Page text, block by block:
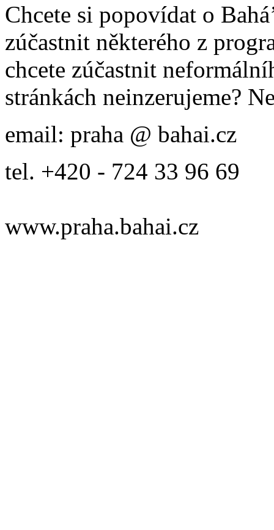
Chcete si popovídat o
zúčastnit některého z
chcete zúčastnit
stránkách neinzerujeme?
email: praha @ bahai.cz
tel. +420 - 724 33 96 69
www.praha.bahai.cz